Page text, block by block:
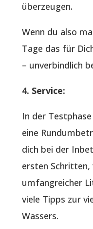
überzeugen.
Wenn du also
Tage das für
– unverbindlich
4. Service:
In der
eine
dich bei der
ersten
umfangreicher
viele Tipps zur
Wassers.